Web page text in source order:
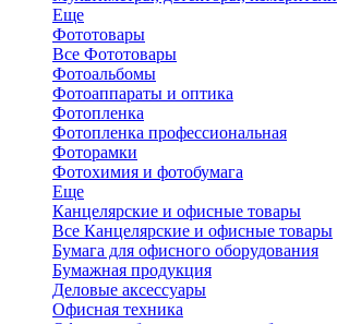
Еще
Фототовары
Все Фототовары
Фотоальбомы
Фотоаппараты и оптика
Фотопленка
Фотопленка профессиональная
Фоторамки
Фотохимия и фотобумага
Еще
Канцелярские и офисные товары
Все Канцелярские и офисные товары
Бумага для офисного оборудования
Бумажная продукция
Деловые аксессуары
Офисная техника